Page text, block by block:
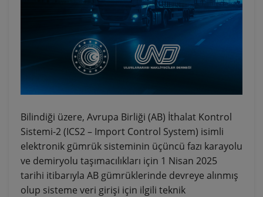
Bilindiği üzere, Avrupa Birliği (AB) İthalat Kontrol
Sistemi-2 (ICS2 – Import Control System) isimli
elektronik gümrük sisteminin üçüncü fazı karayolu
ve demiryolu taşımacılıkları için 1 Nisan 2025
tarihi itibarıyla AB gümrüklerinde devreye alınmış
olup sisteme veri girişi için ilgili teknik